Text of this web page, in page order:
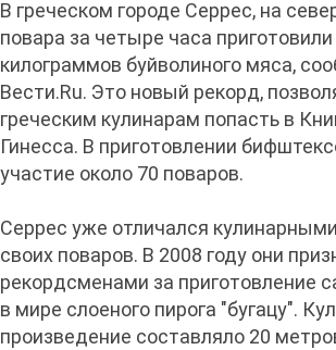
В греческом городе Серрес, на
повара за четыре часа
килограммов буйволиного мяса,
Вести.Ru. Это новый рекорд,
греческим кулинарам попасть в
Гинесса. В приготовлении
участие около 70 поваров.
Серрес уже отличался
своих поваров. В 2008 году они
рекордсменами за приготовление
в мире слоеного пирога "бугацу".
произведение составляло 20